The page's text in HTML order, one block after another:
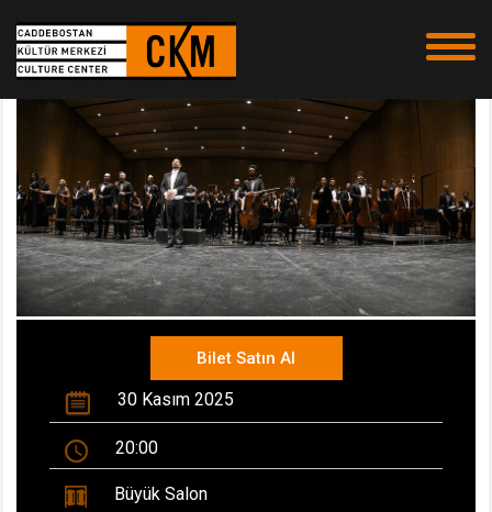
Bilet Satın Al
30 Kasım 2025
20:00
Büyük Salon